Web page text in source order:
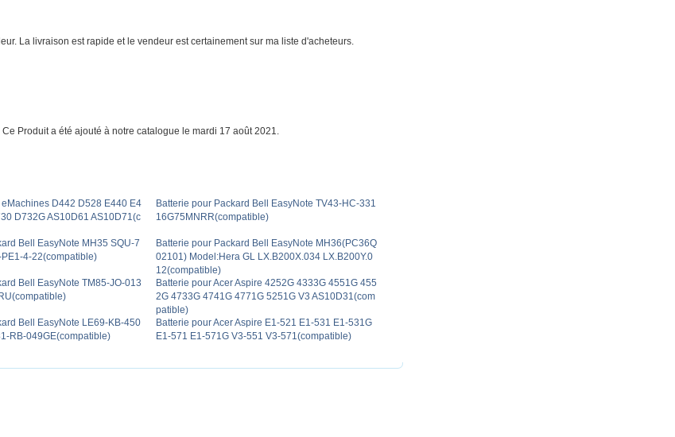
La livraison est rapide et le vendeur est certainement sur ma liste d'acheteurs.
Ce Produit a été ajouté à notre catalogue le mardi 17 août 2021.
eMachines D442 D528 E440 E4
D732G AS10D61 AS10D71(c
Batterie pour Packard Bell EasyNote TV43-HC-331
16G75MNRR(compatible)
Bell EasyNote MH35 SQU-7
4-22(compatible)
Batterie pour Packard Bell EasyNote MH36(PC36Q
02101) Model:Hera GL LX.B200X.034 LX.B200Y.0
12(compatible)
Bell EasyNote TM85-JO-013
Batterie pour Acer Aspire 4252G 4333G 4551G 455
2G 4733G 4741G 4771G 5251G V3 AS10D31(com
patible)
Bell EasyNote LE69-KB-450
RB-049GE(compatible)
Batterie pour Acer Aspire E1-521 E1-531 E1-531G
E1-571 E1-571G V3-551 V3-571(compatible)